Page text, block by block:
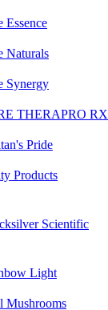
Essence
Naturals
Synergy
THERAPRO RX
Pride
Products
Scientific
Light
Mushrooms